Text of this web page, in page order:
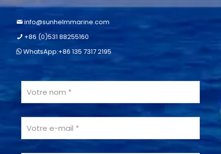
info@sunhelmmarine.com
+86 (0)531 88255160
WhatsApp:+86 135 7317 2195